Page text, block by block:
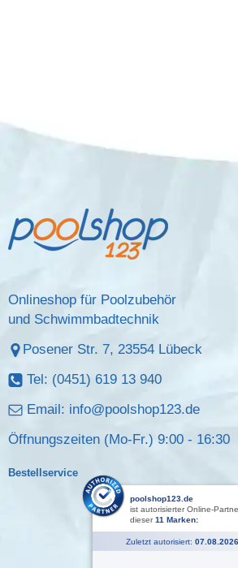
Onlineshop für Poolzubehör
und Schwimmbadtechnik
Posener Str. 7, 23554 Lübeck
Tel: (0451) 619 13 940
Email: info@poolshop123.de
Öffnungszeiten (Mo-Fr.) 9:00 - 16:30
Bestellservice